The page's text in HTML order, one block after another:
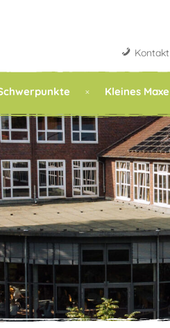
Kontakt
Kleines Maxe